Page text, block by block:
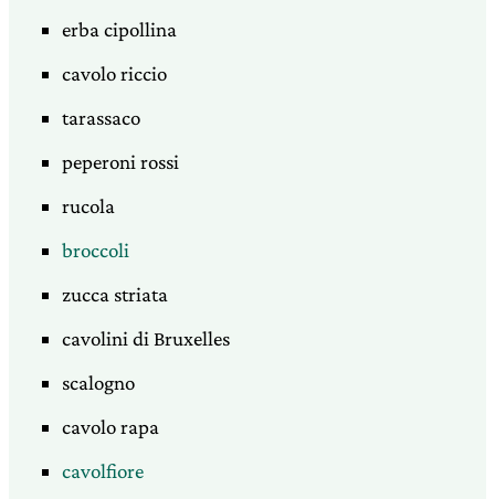
erba cipollina
cavolo riccio
tarassaco
peperoni rossi
rucola
broccoli
zucca striata
cavolini di Bruxelles
scalogno
cavolo rapa
cavolfiore